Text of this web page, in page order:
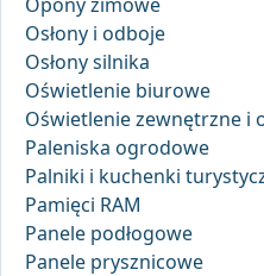
Osłony i odboje
Osłony silnika
Oświetlenie biurowe
Oświetlenie zewnętrzne i
Paleniska ogrodowe
Palniki i kuchenki
Pamięci RAM
Panele podłogowe
Panele prysznicowe